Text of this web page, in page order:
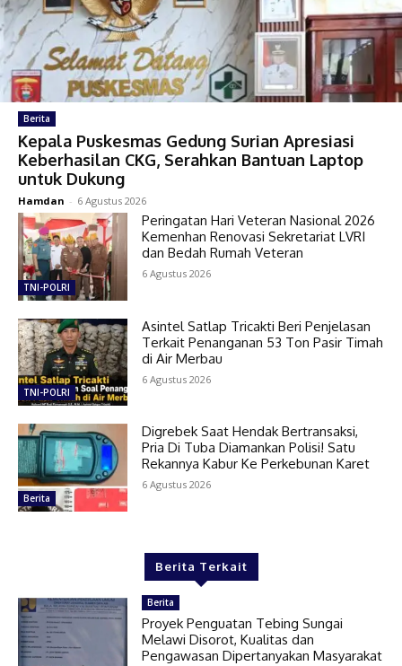
Berita
Kepala Puskesmas Gedung Surian Apresiasi
Keberhasilan CKG, Serahkan Bantuan Laptop
untuk Dukung
Hamdan - 6 Agustus 2026
TNI-POLRI
Peringatan Hari Veteran Nasional 2026
Kemenhan Renovasi Sekretariat LVRI
dan Bedah Rumah Veteran
6 Agustus 2026
TNI-POLRI
Asintel Satlap Tricakti Beri Penjelasan
Terkait Penanganan 53 Ton Pasir Timah
di Air Merbau
6 Agustus 2026
Berita
Digrebek Saat Hendak Bertransaksi,
Pria Di Tuba Diamankan Polisi! Satu
Rekannya Kabur Ke Perkebunan Karet
6 Agustus 2026
Berita Terkait
Berita
Proyek Penguatan Tebing Sungai
Melawi Disorot, Kualitas dan
Pengawasan Dipertanyakan Masyarakat